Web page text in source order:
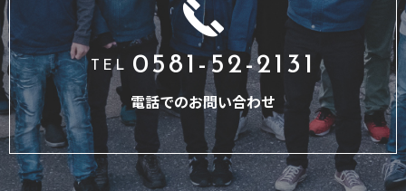
TEL 0581-52-2131
電話でのお問い合わせ